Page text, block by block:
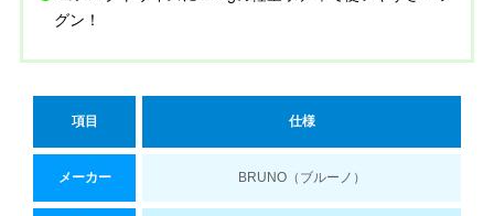
グン！
項目 仕様
メーカー BRUNO（ブルーノ）